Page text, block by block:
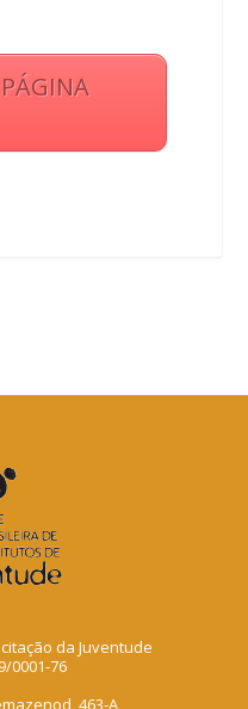
da Juventude
0001-76
463-A